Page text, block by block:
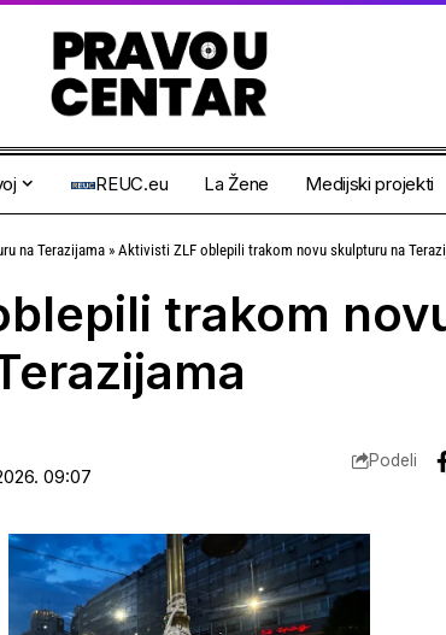
REUC.eu La Žene Medijski projekti
na Terazijama» Aktivisti ZLF oblepili trakom novu skulpturu na
trakom
09:07
Podeli